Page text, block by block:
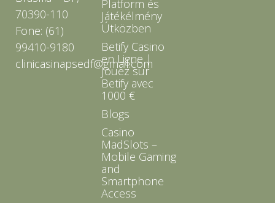
70390-110
Fone: (61)
99410-9180
clinicasinapsedf@gmail.com
Platform és
Játékélmény
Útközben
Betify Casino
en Ligne |
Jouez sur
Betify avec
1000 €
Blogs
Casino
MadSlots –
Mobile Gaming
and
Smartphone
Access